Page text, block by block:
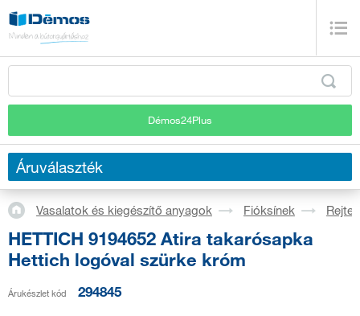
Démos24Plus
Áruválaszték
Vasalatok és kiegészítő anyagok Fióksínek
HETTICH 9194652 Atira takarósapka
Hettich logóval szürke króm
Árukészlet kód 294845